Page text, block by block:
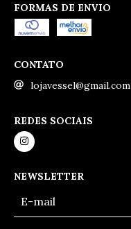
FORMAS DE ENVIO
CONTATO
lojavessel@gmail.com
REDES SOCIAIS
NEWSLETTER